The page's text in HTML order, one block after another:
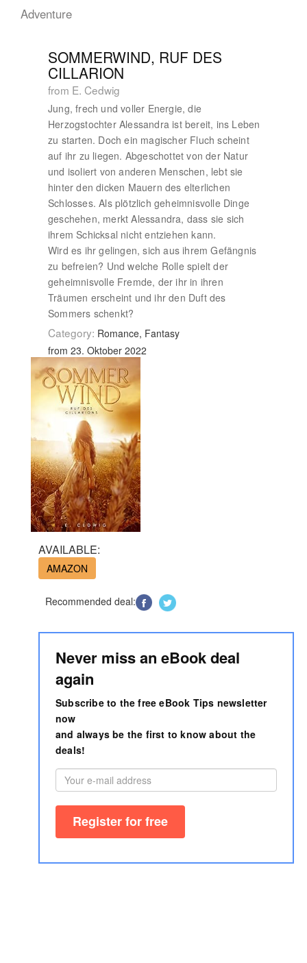
Adventure
SOMMERWIND, RUF DES
CILLARION
from E. Cedwig
Jung, frech und voller Energie, die
Herzogstochter Alessandra ist bereit, ins Leben
zu starten. Doch ein magischer Fluch scheint
auf ihr zu liegen. Abgeschottet von der Natur
und isoliert von anderen Menschen, lebt sie
hinter den dicken Mauern des elterlichen
Schlosses. Als plötzlich geheimnisvolle Dinge
geschehen, merkt Alessandra, dass sie sich
ihrem Schicksal nicht entziehen kann.
Wird es ihr gelingen, sich aus ihrem Gefängnis
zu befreien? Und welche Rolle spielt der
geheimnisvolle Fremde, der ihr in ihren
Träumen erscheint und ihr den Duft des
Sommers schenkt?
Category: Romance, Fantasy
from 23. Oktober 2022
AVAILABLE:
AMAZON
Recommended deal:
Never miss an eBook deal
again
Subscribe to the free eBook Tips newsletter
now
and always be the first to know about the
deals!